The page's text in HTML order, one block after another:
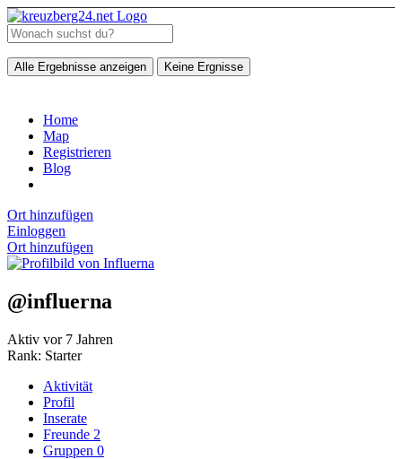
Alle Ergebnisse anzeigen Keine Ergnisse
Home
Map
Registrieren
Blog
Ort hinzufügen
Einloggen
Ort hinzufügen
@influerna
Aktiv vor 7 Jahren
Rank: Starter
Aktivität
Profil
Inserate
Freunde 2
Gruppen 0